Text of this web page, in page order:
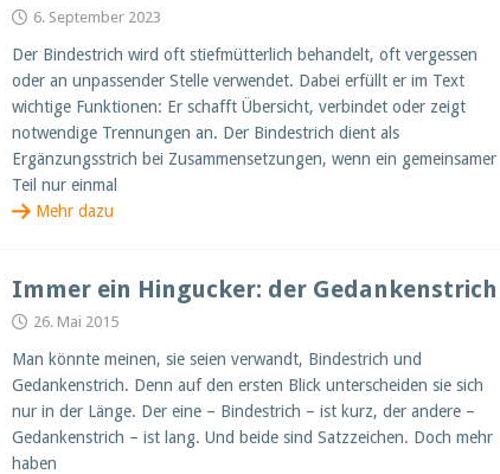
6. September 2023
Der Bindestrich wird oft stiefmütterlich behandelt, oft vergessen
oder an unpassender Stelle verwendet. Dabei erfüllt er im Text
wichtige Funktionen: Er schafft Übersicht, verbindet oder zeigt
notwendige Trennungen an. Der Bindestrich dient als
Ergänzungsstrich bei Zusammensetzungen, wenn ein gemeinsamer
Teil nur einmal
Mehr dazu
Immer ein Hingucker: der Gedankenstrich
26. Mai 2015
Man könnte meinen, sie seien verwandt, Bindestrich und
Gedankenstrich. Denn auf den ersten Blick unterscheiden sie sich
nur in der Länge. Der eine – Bindestrich – ist kurz, der andere –
Gedankenstrich – ist lang. Und beide sind Satzzeichen. Doch mehr
haben